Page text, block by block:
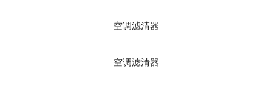
空调滤清器
空调滤清器